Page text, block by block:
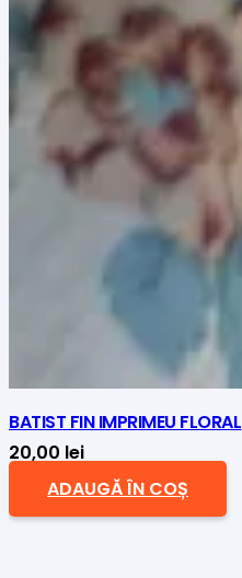
BATIST FIN IMPRIMEU FLORAL
20,00 lei
ADAUGĂ ÎN COȘ